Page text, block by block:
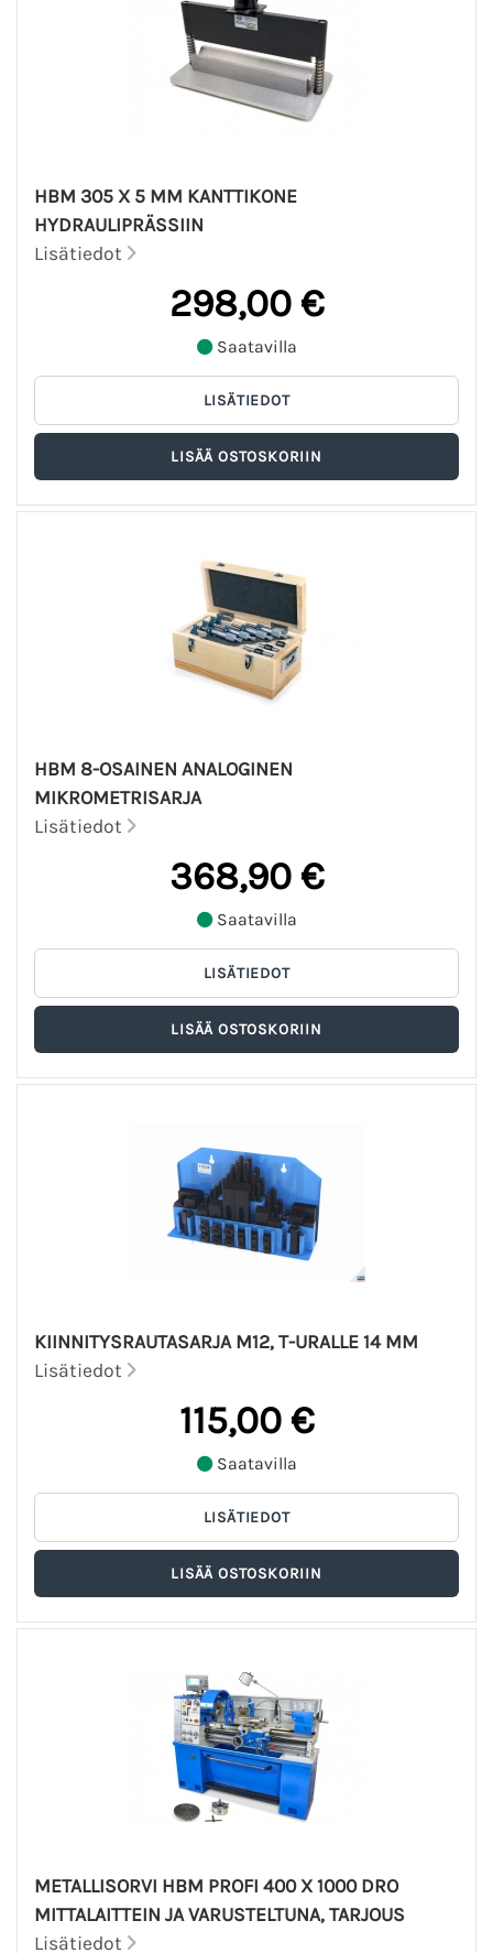
HBM 305 X 5 MM KANTTIKONE
HYDRAULIPRÄSSIIN
Lisätiedot
298,00 €
Saatavilla
HBM 8-OSAINEN ANALOGINEN
MIKROMETRISARJA
Lisätiedot
368,90 €
Saatavilla
KIINNITYSRAUTASARJA M12, T-URALLE 14 MM
Lisätiedot
115,00 €
Saatavilla
METALLISORVI HBM PROFI 400 X 1000 DRO
MITTALAITTEIN JA VARUSTELTUNA, TARJOUS
Lisätiedot